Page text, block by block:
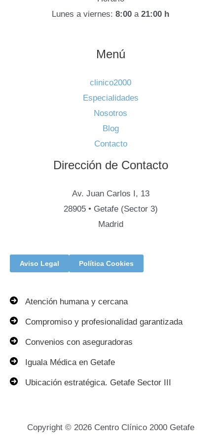
Lunes a viernes: 8:00 a 21:00 h
Menú
clinico2000
Especialidades
Nosotros
Blog
Contacto
Dirección de Contacto
Av. Juan Carlos I, 13
28905 • Getafe (Sector 3)
Madrid
Aviso Legal Política Cookies
Atención humana y cercana
Compromiso y profesionalidad garantizada
Convenios con aseguradoras
Iguala Médica en Getafe
Ubicación estratégica. Getafe Sector III
Copyright © 2026 Centro Clínico 2000 Getafe